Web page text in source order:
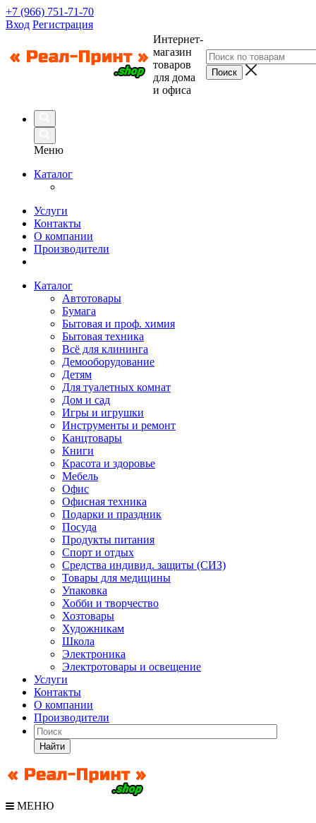
+7 (966) 751-71-70
Вход Регистрация
Интернет-
магазин
товаров
для дома
и офиса
Меню
Каталог
Услуги
Контакты
О компании
Производители
Каталог
Автотовары
Бумага
Бытовая и проф. химия
Бытовая техника
Всё для клининга
Демооборудование
Детям
Для туалетных комнат
Дом и сад
Игры и игрушки
Инструменты и ремонт
Канцтовары
Книги
Красота и здоровье
Мебель
Офис
Офисная техника
Подарки и праздник
Посуда
Продукты питания
Спорт и отдых
Средства индивид. защиты (СИЗ)
Товары для медицины
Упаковка
Хобби и творчество
Хозтовары
Художникам
Школа
Электроника
Электротовары и освещение
Услуги
Контакты
О компании
Производители
Найти
МЕНЮ